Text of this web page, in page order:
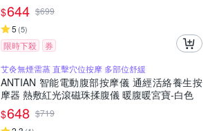
$644 $699
5 (5)
限時下殺
券
艾灸無煙需蒸 直擊穴位按摩 多部位舒緩
ANTIAN 智能電動腹部按摩儀 通經活絡養生按
摩器 熱敷紅光滾磁珠揉腹儀 暖腹暖宮寶-白色
$648 $719